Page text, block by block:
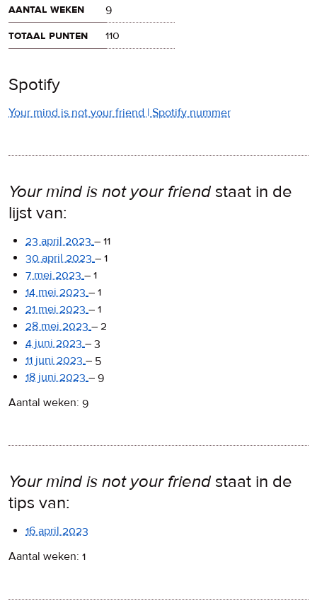
aantal weken
9
totaal punten
110
Spotify
Your mind is not your friend | Spotify nummer
Your mind is not your friendstaat in de
lijst van:
23 april 2023 – 11
30 april 2023 – 1
7 mei 2023 – 1
14 mei 2023 – 1
21 mei 2023 – 1
28 mei 2023 – 2
4 juni 2023 – 3
11 juni 2023 – 5
18 juni 2023 – 9
Aantal weken: 9
Your mind is not your friendstaat in de
tips van:
16 april 2023
Aantal weken: 1